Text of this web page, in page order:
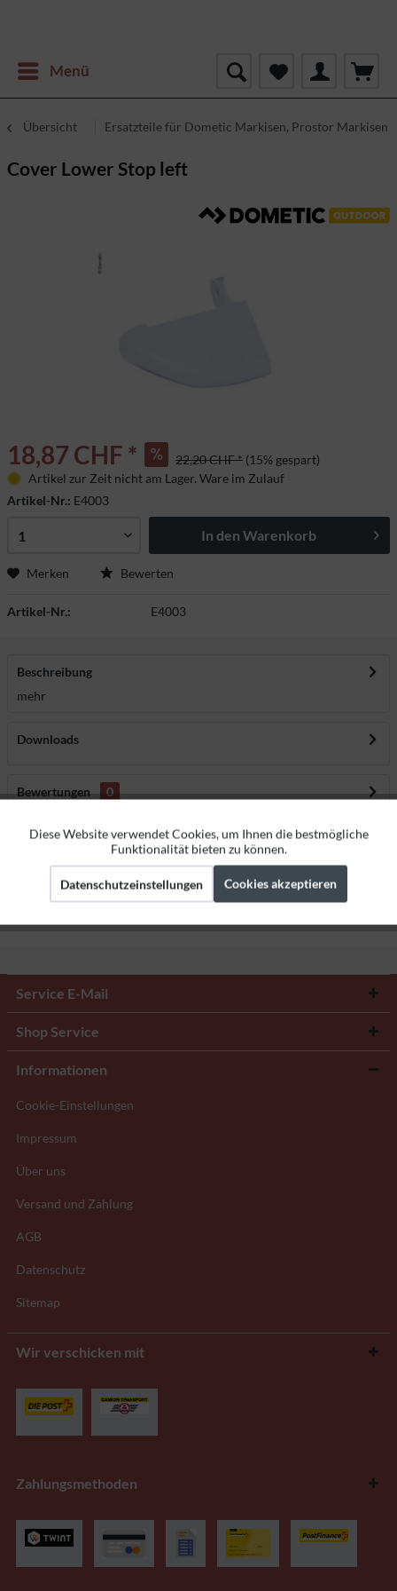
Menü
Übersicht Ersatzteile für Dometic Markisen, Prostor Markisen
Cover Lower Stop left
18,87 CHF * 22,20 CHF * (15% gespart)
Artikel zur Zeit nicht am Lager. Ware im Zulauf
Artikel-Nr.: E4003
In den Warenkorb
Merken Bewerten
Artikel-Nr.: E4003
Beschreibung
mehr
Downloads
Bewertungen
0
Herstellerangaben
Service E-Mail
Shop Service
Informationen
Cookie-Einstellungen
Impressum
Über uns
Versand und Zahlung
AGB
Datenschutz
Sitemap
Wir verschicken mit
Zahlungsmethoden
Funktionale Aktiv
Marketing Aktiv
Diese Website verwendet Cookies, um Ihnen die bestmögliche
Funktionalität bieten zu können.
Datenschutzeinstellungen Cookies akzeptieren